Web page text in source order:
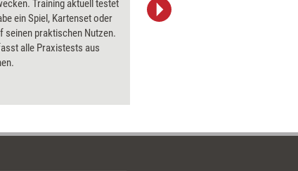
Training aktuell testet
ein Spiel, Kartenset oder
seinen praktischen Nutzen.
alle Praxistests aus